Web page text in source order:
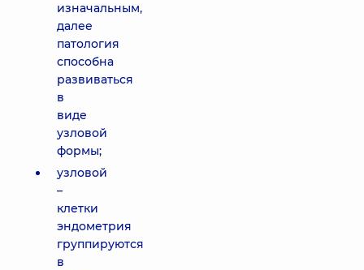
изначальным,
далее
патология
способна
развиваться
в
виде
узловой
формы;
узловой
–
клетки
эндометрия
группируются
в